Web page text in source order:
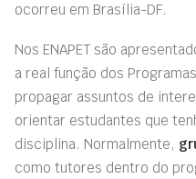
ocorreu em Brasília-DF.
Nos ENAPET são
a real função dos
propagar assuntos de
orientar estudantes que
disciplina. Normalmente,
como tutores dentro do